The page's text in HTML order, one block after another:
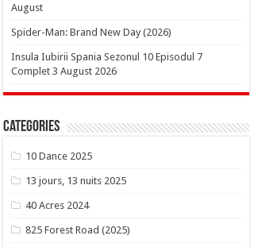
August
Spider-Man: Brand New Day (2026)
Insula Iubirii Spania Sezonul 10 Episodul 7
Complet 3 August 2026
Categories
10 Dance 2025
13 jours, 13 nuits 2025
40 Acres 2024
825 Forest Road (2025)